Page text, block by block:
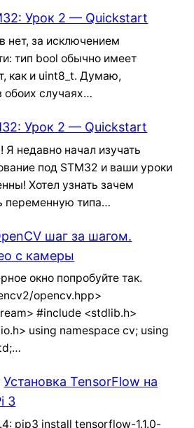
Урок 2 — Quickstart
нет, за исключением
тип bool обычно имеет
как и uint8_t. Думаю,
обоих случаях…
Урок 2 — Quickstart
недавно начал изучать
под STM32 и ваши уроки
Хотел узнать зачем
переменную типа…
шаг за шагом.
с камеры
окно попробуйте так.
opencv.hpp>
#include <stdlib.h>
using namespace cv; using
Установка TensorFlow на
3
pip3 install tensorflow-1.1.0-